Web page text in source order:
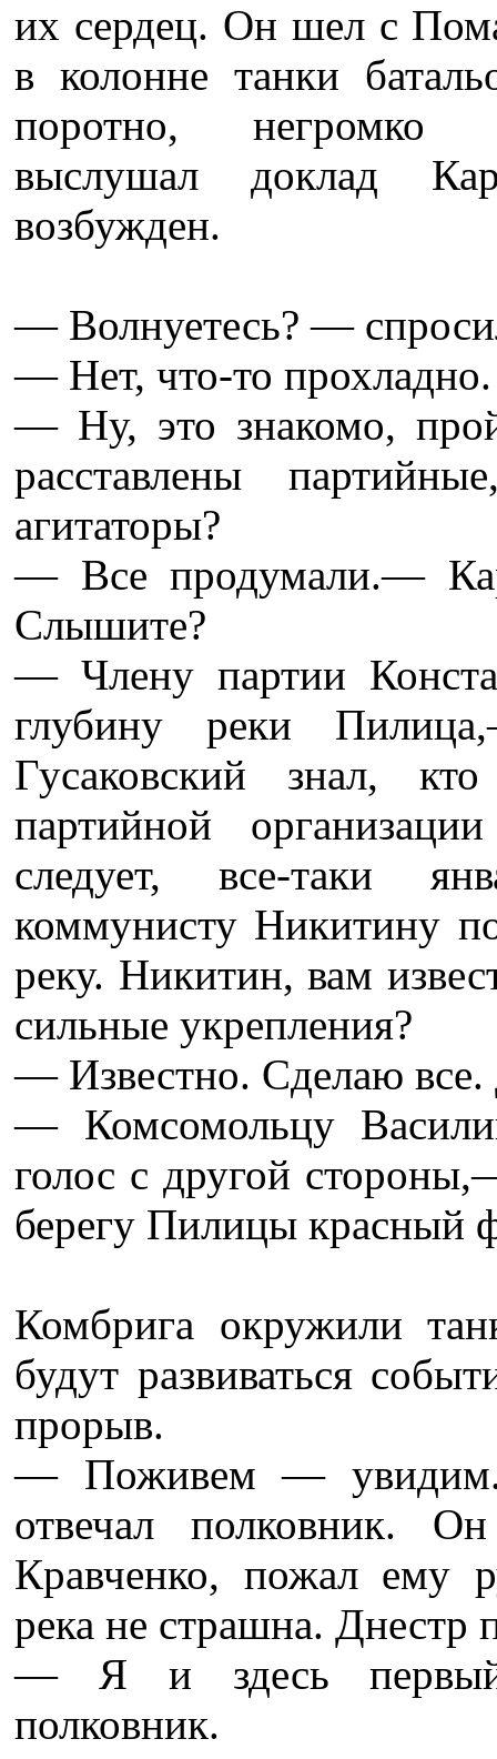
их сердец. Он шел с
в колонне танки
поротно, негромко
выслушал доклад
возбужден.
— Волнуетесь? —
— Нет, что-то
— Ну, это знакомо,
расставлены
агитаторы?
— Все продумали.—
Слышите?
— Члену партии
глубину реки
Гусаковский знал,
партийной
следует, все-таки
коммунисту Никитину
реку. Никитин, вам
сильные укрепления?
— Известно. Сделаю все.
— Комсомольцу
голос с другой
берегу Пилицы красный
Комбрига окружили
будут развиваться
прорыв.
— Поживем — увидим.
отвечал полковник.
Кравченко, пожал ему
река не страшна.
— Я и здесь первый
полковник.